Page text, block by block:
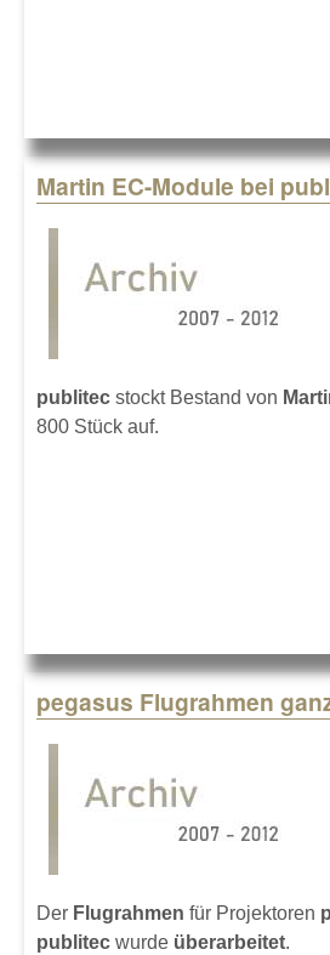
Martin EC-Module bei
publitec stockt Bestand von
800 Stück auf.
pegasus Flugrahmen
Der Flugrahmen für Projektoren
publitec wurde überarbeitet.